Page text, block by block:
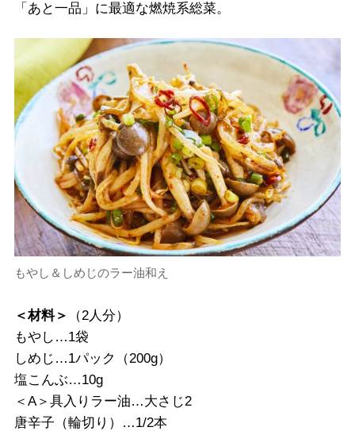
「あと一品」に最適な燃焼系総菜。
もやし＆しめじのラー油和え
＜材料＞
（2人分）
もやし…1袋
しめじ…1パック（200g）
塩こんぶ…10g
＜A＞具入りラー油…大さじ2
唐辛子（輪切り）…1/2本